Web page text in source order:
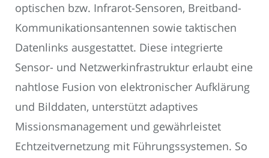
optischen bzw. Infrarot-Sensoren, Breitband-
Kommunikationsantennen sowie taktischen
Datenlinks ausgestattet. Diese integrierte
Sensor- und Netzwerkinfrastruktur erlaubt eine
nahtlose Fusion von elektronischer Aufklärung
und Bilddaten, unterstützt adaptives
Missionsmanagement und gewährleistet
Echtzeitvernetzung mit Führungssystemen. So